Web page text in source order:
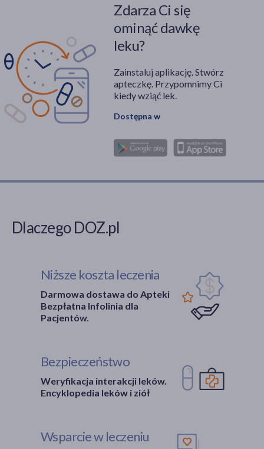
Zdarza Ci się
ominąć dawkę
leku?
Zainstaluj aplikację. Stwórz
apteczkę. Przypomnimy Ci
kiedy wziąć lek.
Dostępna w
Dlaczego DOZ.pl
Niższe koszta leczenia
Darmowa dostawa do Apteki
Bezpłatna Infolinia dla
Pacjentów.
Bezpieczeństwo
Weryfikacja interakcji leków.
Encyklopedia leków i ziół
Wsparcie w leczeniu